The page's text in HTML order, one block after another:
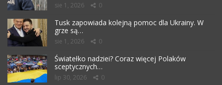
sie 1, 2026 0
Tusk zapowiada kolejną pomoc dla Ukrainy. W
grze są…
sie 1, 2026 0
Światełko nadziei? Coraz więcej Polaków
sceptycznych…
lip 30, 2026 0